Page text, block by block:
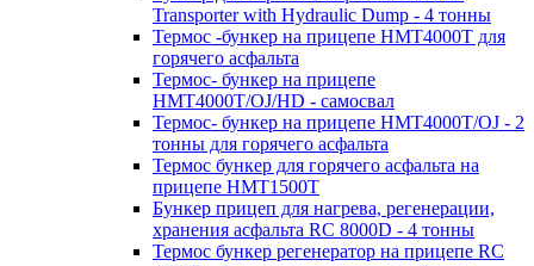
Transporter with Hydraulic Dump - 4 тонны
Термос -бункер на прицепе HMT4000T для
горячего асфальта
Термос- бункер на прицепе
HMT4000T/OJ/HD - самосвал
Термос- бункер на прицепе HMT4000T/OJ - 2
тонны для горячего асфальта
Термос бункер для горячего асфальта на
прицепе HMT1500T
Бункер прицеп для нагрева, регенерации,
хранения асфальта RC 8000D - 4 тонны
Термос бункер регенератор на прицепе RC